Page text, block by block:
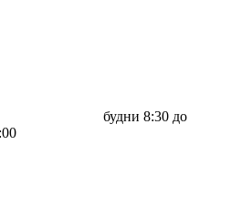
будни 8:30 до